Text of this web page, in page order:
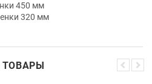
450 мм
320 мм